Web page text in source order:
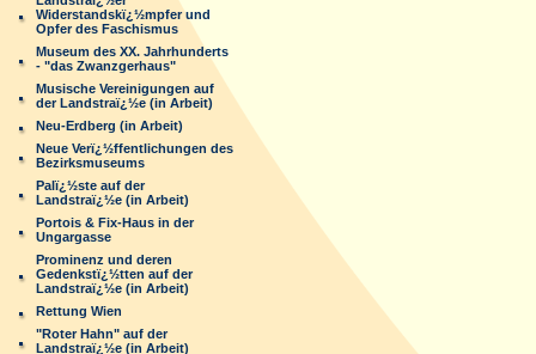
Widerstandskï¿½mpfer und
Opfer des Faschismus
Museum des XX. Jahrhunderts
- "das Zwanzgerhaus"
Musische Vereinigungen auf
der Landstraï¿½e (in Arbeit)
Neu-Erdberg (in Arbeit)
Neue Verï¿½ffentlichungen des
Bezirksmuseums
Palï¿½ste auf der
Landstraï¿½e (in Arbeit)
Portois & Fix-Haus in der
Ungargasse
Prominenz und deren
Gedenkstï¿½tten auf der
Landstraï¿½e (in Arbeit)
Rettung Wien
"Roter Hahn" auf der
Landstraï¿½e (in Arbeit)